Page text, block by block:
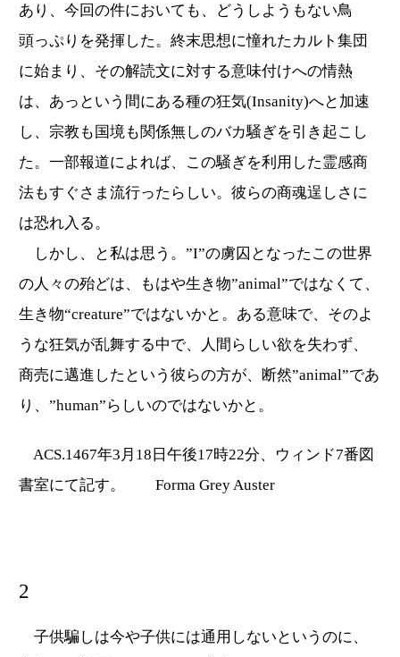
あり、今回の件においても、どうしようもない鳥
頭っぷりを発揮した。終末思想に憧れたカルト集団
に始まり、その解読文に対する意味付けへの情熱
は、あっという間にある種の狂気(Insanity)へと加速
し、宗教も国境も関係無しのバカ騒ぎを引き起こし
た。一部報道によれば、この騒ぎを利用した霊感商
法もすぐさま流行ったらしい。彼らの商魂逞しさに
は恐れ入る。
しかし、と私は思う。”I”の虜囚となったこの世界
の人々の殆どは、もはや生き物”animal”ではなくて、
生き物“creature”ではないかと。ある意味で、そのよ
うな狂気が乱舞する中で、人間らしい欲を失わず、
商売に邁進したという彼らの方が、断然”animal”であ
り、”human”らしいのではないかと。
ACS.1467年3月18日午後17時22分、ウィンド7番図
書室にて記す。 Forma Grey Auster
2
子供騙しは今や子供には通用しないというのに、